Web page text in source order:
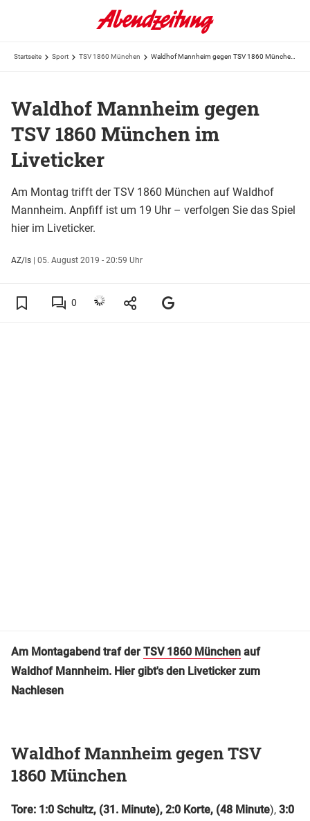
Startseite Sport TSV 1860 München
Waldhof Mannheim gegen
TSV 1860 München im
Liveticker
Am Montag trifft der TSV 1860 München auf Waldhof
Mannheim. Anpfiff ist um 19 Uhr – verfolgen Sie das Spiel
hier im Liveticker.
AZ/ls | 05. August 2019 - 20:59 Uhr
0
Am Montagabend traf der TSV 1860 München auf
Waldhof Mannheim. Hier gibt's den Liveticker zum
Nachlesen
Waldhof Mannheim gegen TSV
1860 München
Tore: 1:0 Schultz, (31. Minute), 2:0 Korte, (48 Minute), 3:0